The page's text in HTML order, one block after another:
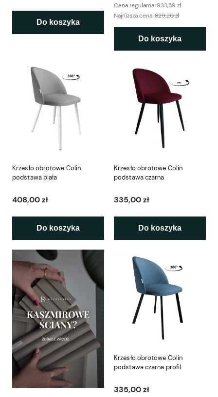
Do koszyka
Cena regularna:933,59 zł
Najniższa cena:829,20 zł
Do koszyka
Krzesło obrotowe Colin
podstawa biała
408,00 zł
Do koszyka
Krzesło obrotowe Colin
podstawa czarna
335,00 zł
Do koszyka
Krzesło obrotowe Colin
podstawa czarna profil
335,00 zł